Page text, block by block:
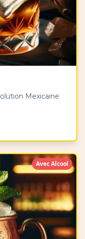
Mexicaine
Avec Alcool